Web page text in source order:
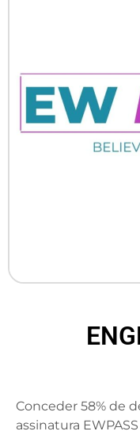
Conceder 58% de
assinatura